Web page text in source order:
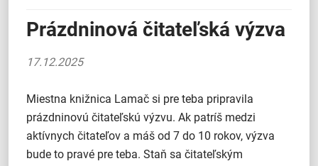
Prázdninová čitateľská výzva
17.12.2025
Miestna knižnica Lamač si pre teba pripravila
prázdninovú čitateľskú výzvu. Ak patríš medzi
aktívnych čitateľov a máš od 7 do 10 rokov, výzva
bude to pravé pre teba. Staň sa čitateľským